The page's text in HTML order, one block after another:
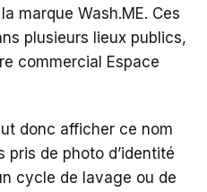
marque Wash.ME. Ces
plusieurs lieux publics,
commercial Espace
donc afficher ce nom
pris de photo d’identité
cycle de lavage ou de